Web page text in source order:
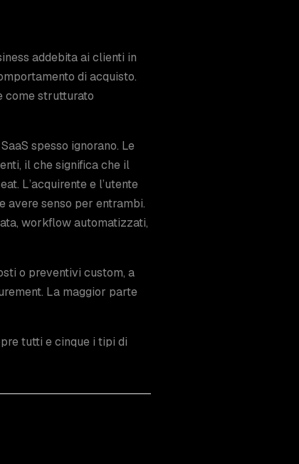
addebita ai clienti in
di acquisto.
come strutturato
spesso ignorano. Le
il che significa che il
L’acquirente e l’utente
avere senso per entrambi.
workflow automatizzati,
o preventivi custom, a
La maggior parte
tutti e cinque i tipi di